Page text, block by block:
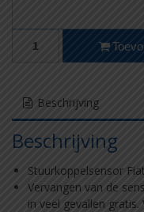
Fiat Panda
Beschrijving
Beschrijving
Stuurkoppelsensor
Vervangen van de
in veel gevallen